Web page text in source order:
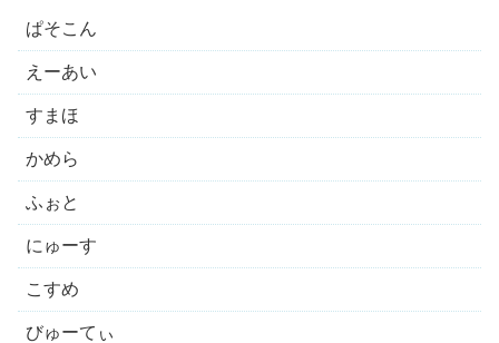
ぱそこん
えーあい
すまほ
かめら
ふぉと
にゅーす
こすめ
びゅーてぃ